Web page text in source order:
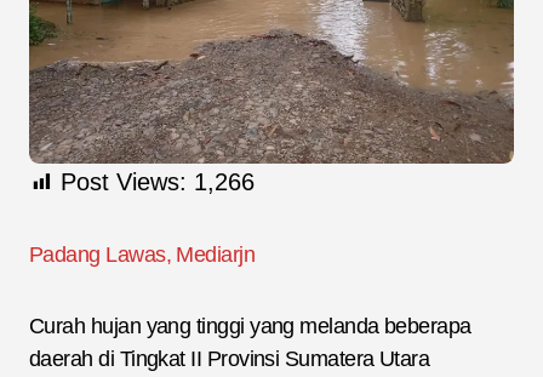
Post Views: 1,266
Padang Lawas, Mediarjn
Curah hujan yang tinggi yang melanda beberapa
daerah di Tingkat II Provinsi Sumatera Utara